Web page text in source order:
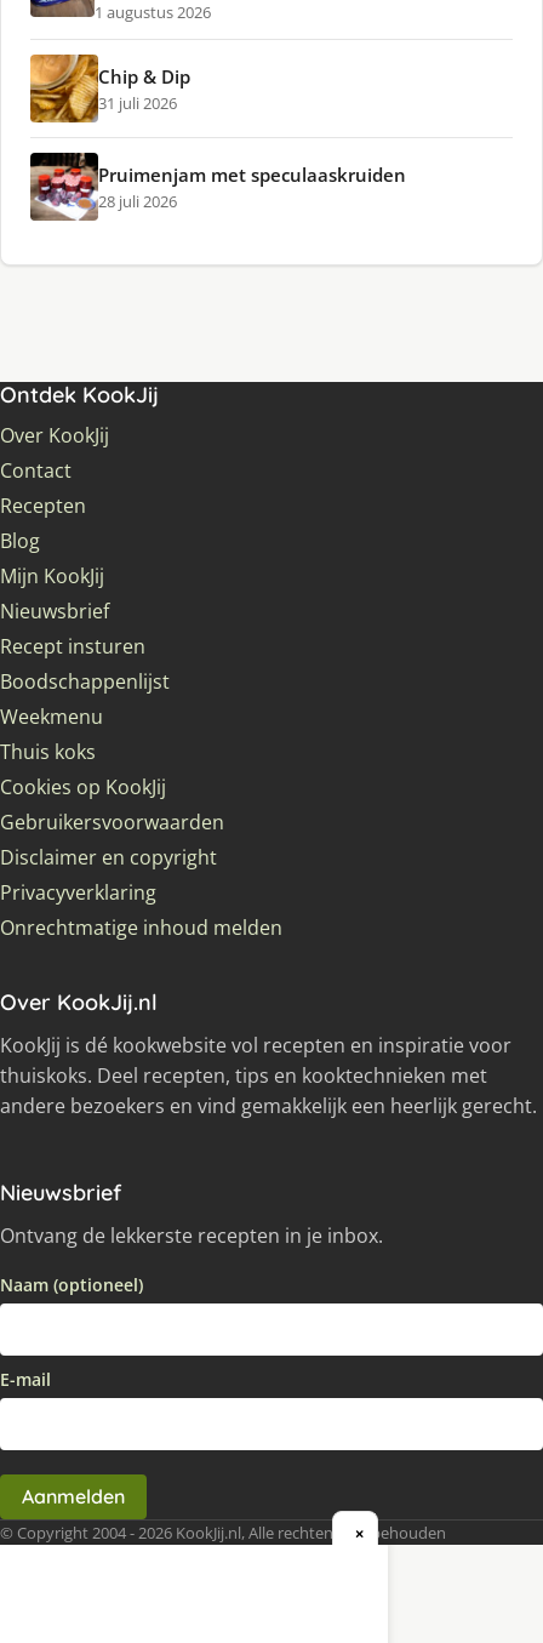
1 augustus 2026
Chip & Dip
31 juli 2026
Pruimenjam met speculaaskruiden
28 juli 2026
Ontdek KookJij
Over KookJij
Contact
Recepten
Blog
Mijn KookJij
Nieuwsbrief
Recept insturen
Boodschappenlijst
Weekmenu
Thuis koks
Cookies op KookJij
Gebruikersvoorwaarden
Disclaimer en copyright
Privacyverklaring
Onrechtmatige inhoud melden
Over KookJij.nl
KookJij is dé kookwebsite vol recepten en inspiratie voor
thuiskoks. Deel recepten, tips en kooktechnieken met
andere bezoekers en vind gemakkelijk een heerlijk gerecht.
Nieuwsbrief
Ontvang de lekkerste recepten in je inbox.
Naam (optioneel)
E-mail
Aanmelden
© Copyright 2004 - 2026 KookJij.nl, Alle rechten voorbehouden
×